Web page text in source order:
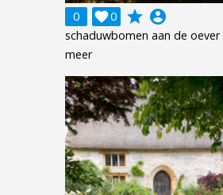
0 0
 grade account_circle
schaduwbomen aan de
meer